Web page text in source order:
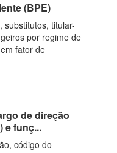
(BPE)
substitutos, titular-
por regime de
fator de
de direção
e funç...
código do